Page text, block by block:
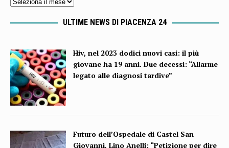
ULTIME NEWS DI PIACENZA 24
Hiv, nel 2023 dodici nuovi casi: il più
giovane ha 19 anni. Due decessi: “Allarme
legato alle diagnosi tardive”
Futuro dell’Ospedale di Castel San
Giovanni, Lino Anelli: “Petizione per dire